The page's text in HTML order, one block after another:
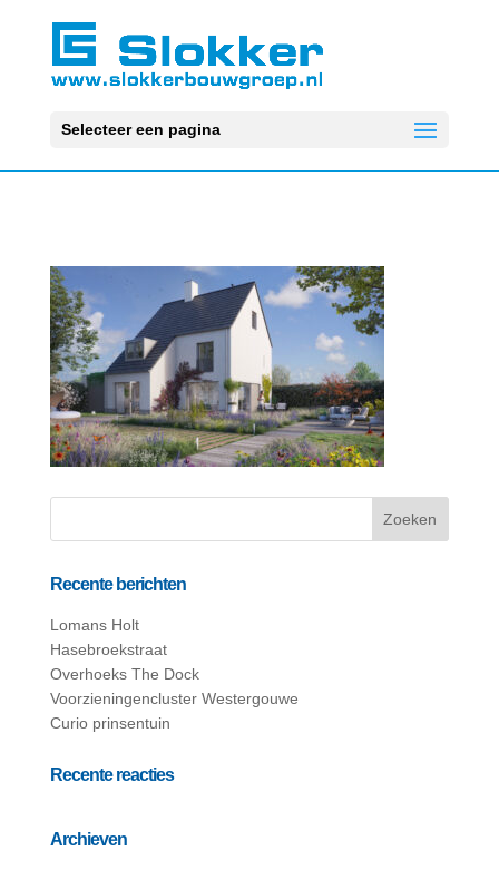
Selecteer een pagina
Recente berichten
Lomans Holt
Hasebroekstraat
Overhoeks The Dock
Voorzieningencluster Westergouwe
Curio prinsentuin
Recente reacties
Archieven